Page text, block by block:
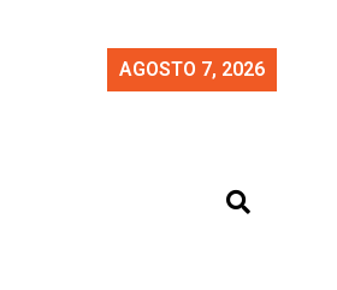
AGOSTO 7, 2026